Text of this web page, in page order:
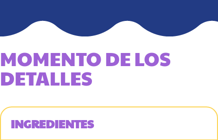
MOMENTO DE LOS
DETALLES
INGREDIENTES